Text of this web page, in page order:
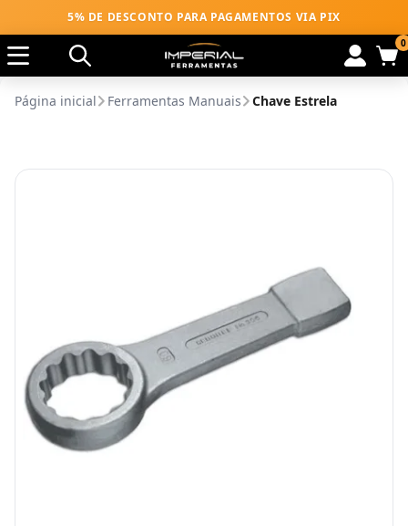
5% DE DESCONTO PARA PAGAMENTOS VIA PIX
0
Página inicial Ferramentas Manuais Chave Estrela